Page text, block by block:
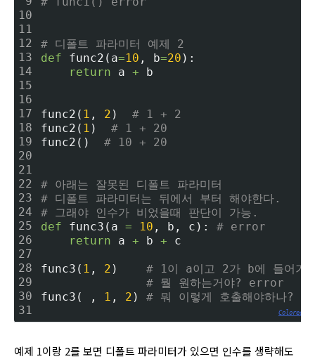
10
11
12
13
14
15
16
17
18
19
20
21
22
23
24
25
26
27
28
29
30
31
# 디폴트 파라미터 예제 2
def func2(a=10 , b=20 ):
return a + b
func2( 1 , 2 ) # 1 + 2
func2( 1 ) # 1 + 20
func2() # 10 + 20
# 아래는 잘못된 디폴트 파라미터
# 디폴트 파라미터는 뒤에서 부터 해야한다.
# 그래야 인수가 비었을때 판단이 가능.
def func3(a = 10 , b, c): # error
return a + b + c
func3( 1 , 2 ) # 1이 a이고 2가 b에 들어가
# 뭘 원하는거야? error
func3( ,
1 , 2 ) # 뭐 이렇게 호출해야하나?
Colored
예제 1이랑 2를 보면 디폴트 파라미터가 있으면 인수를 생략해도